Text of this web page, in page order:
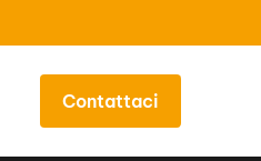
Contattaci